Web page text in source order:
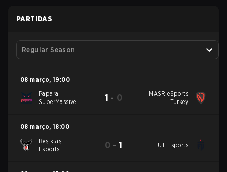
PARTIDAS
Regular Season
08 março, 19:00
Papara
SuperMassive
1 - 0
NASR eSports
Turkey
08 março, 18:00
Beşiktaş
Esports
0 -1 FUT Esports